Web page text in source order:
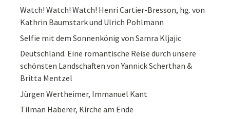
Watch! Watch! Watch! Henri Cartier-Bresson, hg. von
Kathrin Baumstark und Ulrich Pohlmann
Selfie mit dem Sonnenkönig von Samra Kljajic
Deutschland. Eine romantische Reise durch unsere
schönsten Landschaften von Yannick Scherthan &
Britta Mentzel
Jürgen Wertheimer, Immanuel Kant
Tilman Haberer, Kirche am Ende